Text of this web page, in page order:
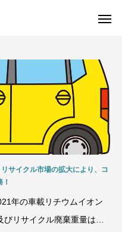
サイクル市場の拡大により、コ
年の車載リチウムイオン
リサイクル廃棄重量は約